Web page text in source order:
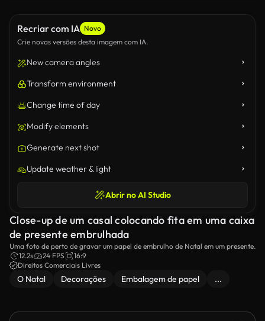
Recriar com IA Novo
Crie novas versões desta imagem com IA.
New camera angles
Transform environment
Change time of day
Modify elements
Generate next shot
Update weather & light
Abrir no AI Studio
Close-up de um casal colocando fita em uma caixa
de presente embrulhada
Uma foto de perto de gravar um papel de embrulho de Natal em um presente.
12.2s
24 FPS
16:9
Direitos Comerciais Livres
O Natal Decorações Embalagem de papel ...